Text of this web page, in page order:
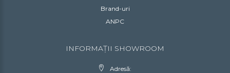
Brand-uri
ANPC
INFORMAȚII SHOWROOM
Adresă: